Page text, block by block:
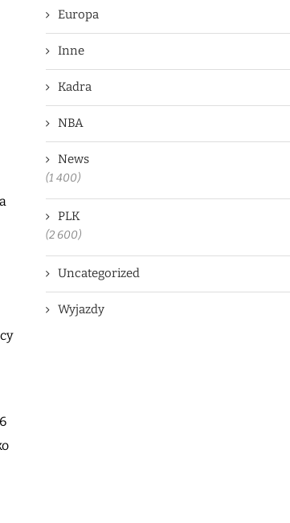
Europa
Inne
Kadra
NBA
News
(1 400)
PLK
(2 600)
Uncategorized
Wyjazdy